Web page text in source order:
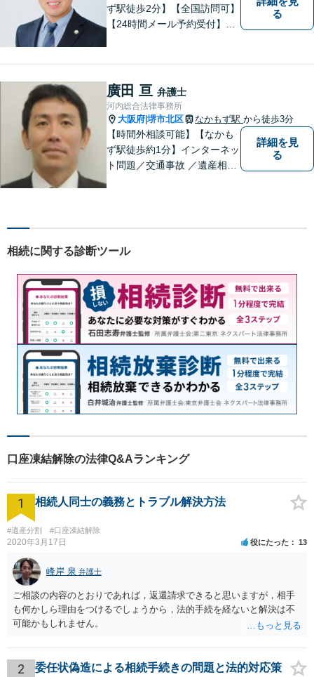
ず駅徒歩2分】【全国訪問可】
【24時間メール予約受付】
ます。
る
廣田 亘 弁護士
河内総合法律事務所
大阪府 堺市北区 なかもず駅 から徒歩3分
【時間外相談可能】【なかも
ず駅徒歩約1分】インターネッ
ト問題／交通事故 ／遺産相
かりとお応えいたします。 お
詳細を見
る
相続に関する診断ツール
口座凍結解除の法律Q&Aランキング
1 相続人同士の義務とトラブル解決方法
#遺産分割 #口座凍結解除
2020年3月17日 役にたった 13
峰岸 泉 弁護士
ご相談の内容のとおりであれば，返還請求できると思いますが，相手
も何かしら理由をつけるでしょうから，法的手続を経ないと解決は不
可能かもしれません。
2 委任状偽造による相続手続きの問題と法的対応策